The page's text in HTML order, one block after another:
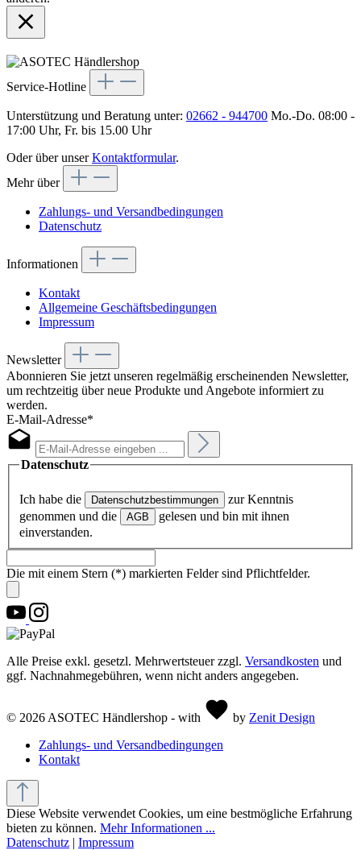
Service-Hotline
Unterstützung und Beratung unter: 02662 - 944700 Mo.-Do. 08:00 -
17:00 Uhr, Fr. bis 15.00 Uhr
Oder über unserKontaktformular.
Mehr über
Zahlungs- und Versandbedingungen
Datenschutz
Informationen
Kontakt
Allgemeine Geschäftsbedingungen
Impressum
Newsletter
Abonnieren Sie jetzt unseren regelmäßig erscheinenden Newsletter,
um rechtzeitig über neue Produkte und Angebote informiert zu
werden.
E-Mail-Adresse*
Datenschutz
Ich habe die Datenschutzbestimmungen
zur Kenntnis
genommen und die
AGB
gelesen und bin mit ihnen
einverstanden.
Die mit einem Stern (*) markierten Felder sind Pflichtfelder.
Alle Preise exkl. gesetzl. Mehrwertsteuer zzgl. Versandkosten und
ggf. Nachnahmegebühren, wenn nicht anders angegeben.
© 2026 ASOTEC Händlershop - with by Zenit Design
Zahlungs- und Versandbedingungen
Kontakt
Diese Website verwendet Cookies, um eine bestmögliche Erfahrung
bieten zu können. Mehr Informationen ...
Datenschutz | Impressum